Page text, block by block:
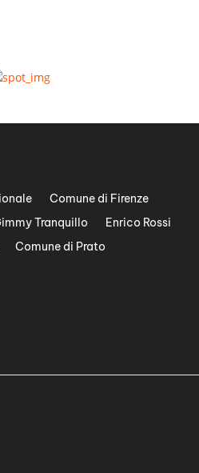
Comune di Firenze
Tranquillo
Enrico Rossi
Comune di Prato